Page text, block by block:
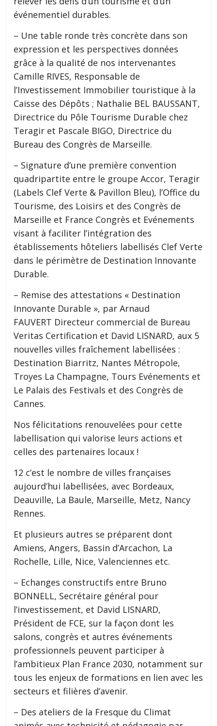
événementiel durables.
– Une table ronde très concrète dans son
expression et les perspectives données
grâce à la qualité de nos intervenantes
Camille RIVES, Responsable de
l’Investissement Immobilier touristique à la
Caisse des Dépôts ; Nathalie BEL BAUSSANT,
Directrice du Pôle Tourisme Durable chez
Teragir et Pascale BIGO, Directrice du
Bureau des Congrès de Marseille.
– Signature d’une première convention
quadripartite entre le groupe Accor, Teragir
(Labels Clef Verte & Pavillon Bleu), l’Office du
Tourisme, des Loisirs et des Congrès de
Marseille et France Congrès et Evénements
visant à faciliter l’intégration des
établissements hôteliers labellisés Clef Verte
dans le périmètre de Destination Innovante
Durable.
– Remise des attestations « Destination
Innovante Durable », par Arnaud
FAUVERT Directeur commercial de Bureau
Veritas Certification et David LISNARD, aux 5
nouvelles villes fraîchement labellisées :
Destination Biarritz, Nantes Métropole,
Troyes La Champagne, Tours Evénements et
Le Palais des Festivals et des Congrès de
Cannes.
Nos félicitations renouvelées pour cette
labellisation qui valorise leurs actions et
celles des partenaires locaux !
12 c’est le nombre de villes françaises
aujourd’hui labellisées, avec Bordeaux,
Deauville, La Baule, Marseille, Metz, Nancy
Rennes.
Et plusieurs autres se préparent dont
Amiens, Angers, Bassin d’Arcachon, La
Rochelle, Lille, Nice, Valenciennes etc.
– Echanges constructifs entre Bruno
BONNELL, Secrétaire général pour
l’investissement, et David LISNARD,
Président de FCE, sur la façon dont les
salons, congrès et autres événements
professionnels peuvent participer à
l’ambitieux Plan France 2030, notamment sur
tous les enjeux de formations en lien avec les
secteurs et filières d’avenir.
– Des ateliers de la Fresque du Climat